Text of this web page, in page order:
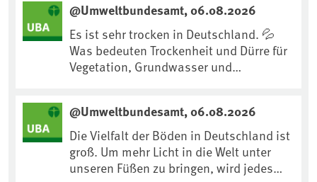
https://www.ardsounds.de/episode/urn
:ard:episode:0e7cf1c4b819c26d/
@Umweltbundesamt, 06.08.2026
Es ist sehr trocken in Deutschland. 💦
Was bedeuten Trockenheit und Dürre für
Vegetation, Grundwasser und
anpassen?🤔Antworten auf diese und
weitere Fragen auf unserer Webseite:
www.uba.de/trockenheit #Trockenheit
#Klimawandel
@Umweltbundesamt, 06.08.2026
Die Vielfalt der Böden in Deutschland ist
groß. Um mehr Licht in die Welt unter
unseren Füßen zu bringen, wird jedes